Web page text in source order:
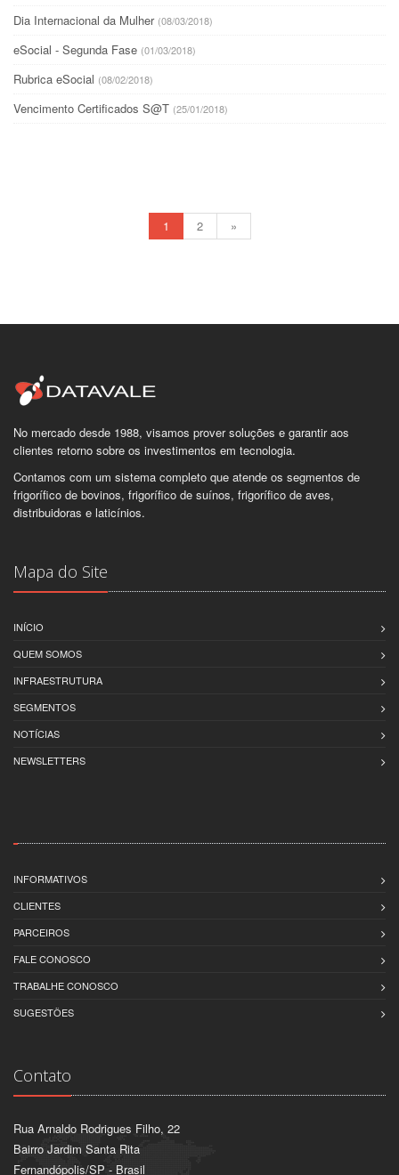
Dia Internacional da Mulher (08/03/2018)
eSocial - Segunda Fase (01/03/2018)
Rubrica eSocial (08/02/2018)
Vencimento Certificados S@T (25/01/2018)
1 2 »
No mercado desde 1988, visamos prover soluções e garantir aos
clientes retorno sobre os investimentos em tecnologia.
Contamos com um sistema completo que atende os segmentos de
frigorífico de bovinos, frigorífico de suínos, frigorífico de aves,
distribuidoras e laticínios.
Mapa do Site
INÍCIO
QUEM SOMOS
INFRAESTRUTURA
SEGMENTOS
NOTÍCIAS
NEWSLETTERS
INFORMATIVOS
CLIENTES
PARCEIROS
FALE CONOSCO
TRABALHE CONOSCO
SUGESTÕES
Contato
Rua Arnaldo Rodrigues Filho, 22
Bairro Jardim Santa Rita
Fernandópolis/SP - Brasil